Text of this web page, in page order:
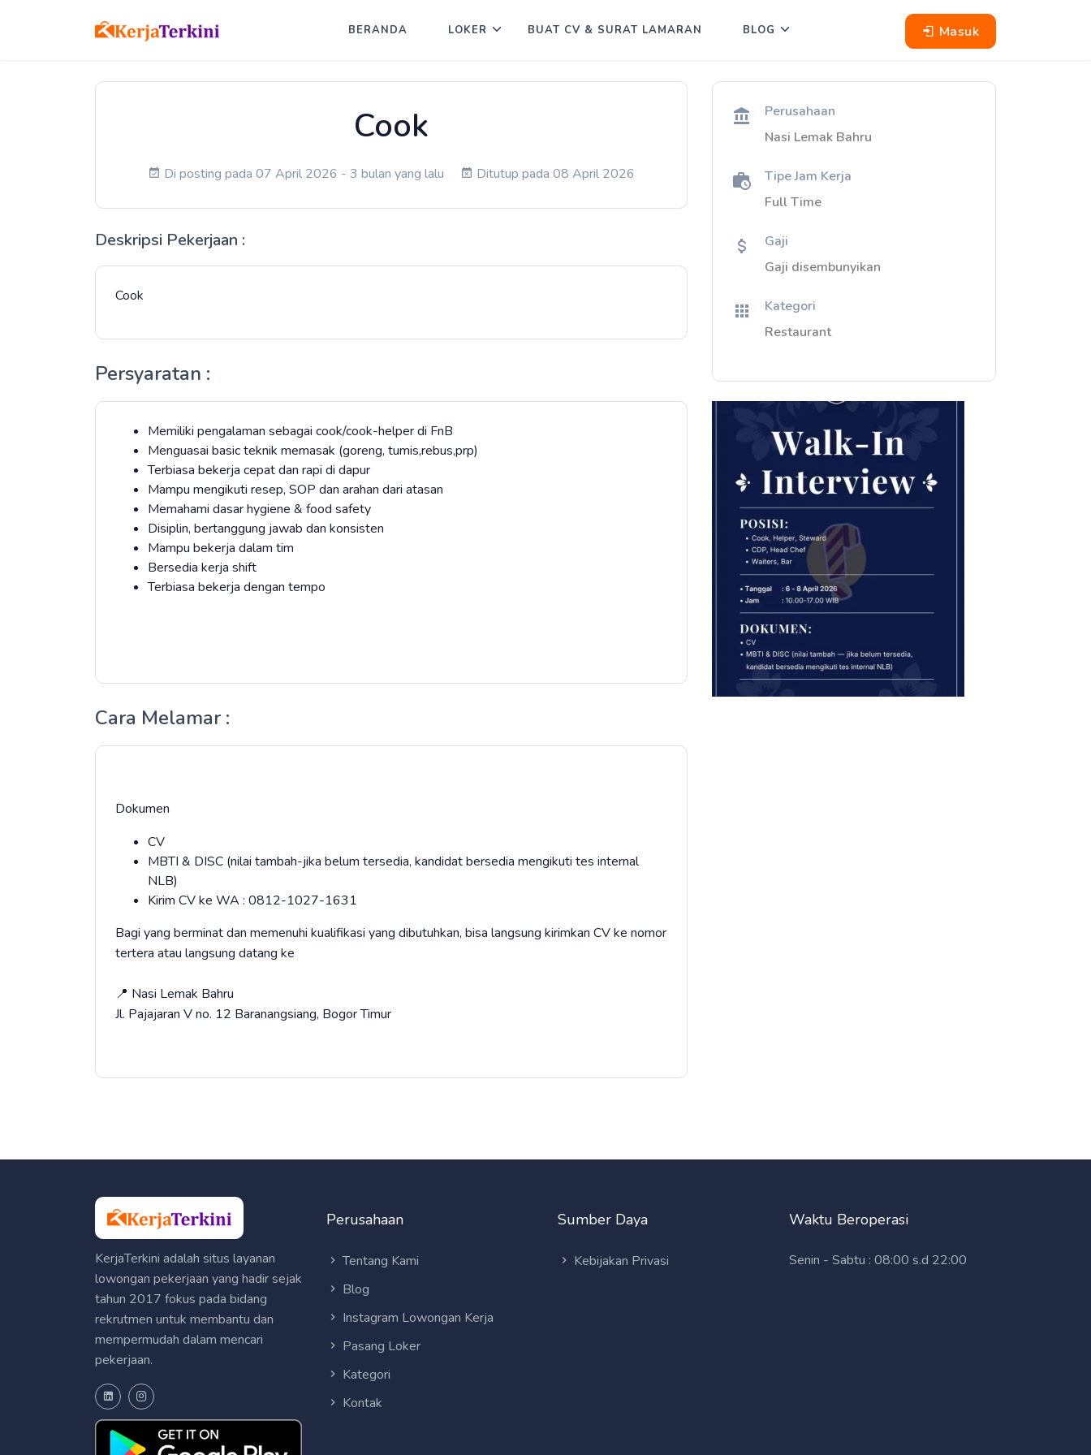
Masuk
BERANDA LOKER BUAT CV & SURAT LAMARAN BLOG
Cook
Di posting pada 07 April 2026 - 3 bulan yang lalu Ditutup pada 08 April 2026
Deskripsi Pekerjaan :
Cook
Persyaratan :
Memiliki pengalaman sebagai cook/cook-helper di FnB
Menguasai basic teknik memasak (goreng, tumis,rebus,prp)
Terbiasa bekerja cepat dan rapi di dapur
Mampu mengikuti resep, SOP dan arahan dari atasan
Memahami dasar hygiene & food safety
Disiplin, bertanggung jawab dan konsisten
Mampu bekerja dalam tim
Bersedia kerja shift
Terbiasa bekerja dengan tempo
Cara Melamar :
Dokumen
CV
MBTI & DISC (nilai tambah-jika belum tersedia, kandidat bersedia mengikuti tes internal
NLB)
Kirim CV ke WA : 0812-1027-1631
Bagi yang berminat dan memenuhi kualifikasi yang dibutuhkan, bisa langsung kirimkan CV ke nomor
tertera atau langsung datang ke
📍 Nasi Lemak Bahru
Jl. Pajajaran V no. 12 Baranangsiang, Bogor Timur
Perusahaan
Nasi Lemak Bahru
Tipe Jam Kerja
Full Time
Gaji
Gaji disembunyikan
Kategori
Restaurant
KerjaTerkini adalah situs layanan
lowongan pekerjaan yang hadir sejak
tahun 2017 fokus pada bidang
rekrutmen untuk membantu dan
mempermudah dalam mencari
pekerjaan.
Perusahaan
Tentang Kami
Blog
Instagram Lowongan Kerja
Pasang Loker
Kategori
Kontak
Sumber Daya
Kebijakan Privasi
Waktu Beroperasi
Senin - Sabtu : 08:00 s.d 22:00